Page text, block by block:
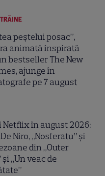
peștelui posac”,
animată inspirată
bestseller The New
ajunge în
pe 7 august
Netflix în august 2026:
Niro, „Nosferatu” și
din „Outer
„Un veac de